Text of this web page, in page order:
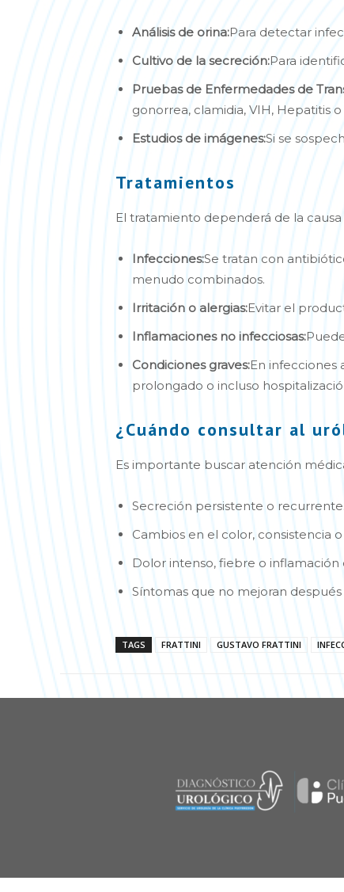
Análisis de orina:Para detectar
Cultivo de la secreción:Para
Pruebas de Enfermedades de
gonorrea, clamidia, VIH, Hepatitis o
Estudios de imágenes:Si se
Tratamientos
El tratamiento dependerá de la
Infecciones:Se tratan con
menudo combinados.
Irritación o alergias:Evitar el
Inflamaciones no infecciosas:
Condiciones graves:En infecciones
prolongado o incluso
¿Cuándo consultar al
Es importante buscar atención
Secreción persistente o recurrente.
Cambios en el color, consistencia
Dolor intenso, fiebre o inflamación
Síntomas que no mejoran
TAGS FRATTINI GUSTAVO FRATTINI